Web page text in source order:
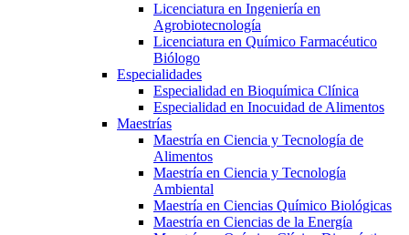
Licenciatura en Ingeniería en
Agrobiotecnología
Licenciatura en Químico Farmacéutico
Biólogo
Especialidades
Especialidad en Bioquímica Clínica
Especialidad en Inocuidad de Alimentos
Maestrías
Maestría en Ciencia y Tecnología de
Alimentos
Maestría en Ciencia y Tecnología
Ambiental
Maestría en Ciencias Químico Biológicas
Maestría en Ciencias de la Energía